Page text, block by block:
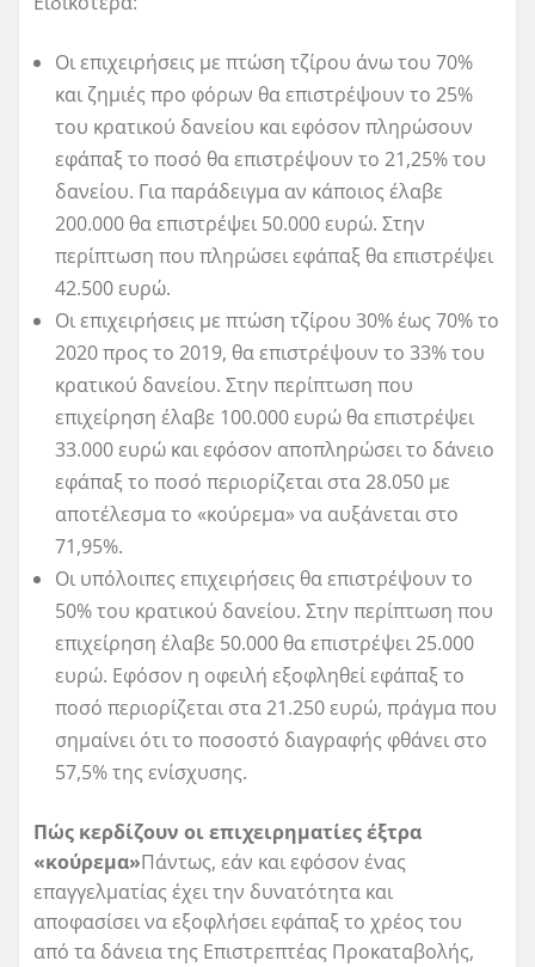
Οι επιχειρήσεις με πτώση τζίρου άνω του 70%
και ζημιές προ φόρων θα επιστρέψουν το 25%
του κρατικού δανείου και εφόσον πληρώσουν
εφάπαξ το ποσό θα επιστρέψουν το 21,25% του
δανείου. Για παράδειγμα αν κάποιος έλαβε
200.000 θα επιστρέψει 50.000 ευρώ. Στην
περίπτωση που πληρώσει εφάπαξ θα επιστρέψει
42.500 ευρώ.
Οι επιχειρήσεις με πτώση τζίρου 30% έως 70% το
2020 προς το 2019, θα επιστρέψουν το 33% του
κρατικού δανείου. Στην περίπτωση που
επιχείρηση έλαβε 100.000 ευρώ θα επιστρέψει
33.000 ευρώ και εφόσον αποπληρώσει το δάνειο
εφάπαξ το ποσό περιορίζεται στα 28.050 με
αποτέλεσμα το «κούρεμα» να αυξάνεται στο
71,95%.
Οι υπόλοιπες επιχειρήσεις θα επιστρέψουν το
50% του κρατικού δανείου. Στην περίπτωση που
επιχείρηση έλαβε 50.000 θα επιστρέψει 25.000
ευρώ. Εφόσον η οφειλή εξοφληθεί εφάπαξ το
ποσό περιορίζεται στα 21.250 ευρώ, πράγμα που
σημαίνει ότι το ποσοστό διαγραφής φθάνει στο
57,5% της ενίσχυσης.
Πώς κερδίζουν οι επιχειρηματίες έξτρα
«κούρεμα»Πάντως, εάν και εφόσον ένας
επαγγελματίας έχει την δυνατότητα και
αποφασίσει να εξοφλήσει εφάπαξ το χρέος του
από τα δάνεια της Επιστρεπτέας Προκαταβολής,